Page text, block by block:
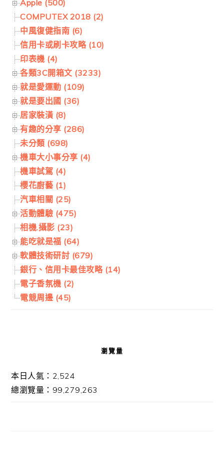
Apple (500)
COMPUTEX 2018 (2)
中風復健指南 (6)
信用卡或刷卡攻略 (10)
印表機 (4)
各類3C開箱文 (3233)
就是愛運動 (109)
就是要出國 (36)
居家裝潢 (8)
有趣的分享 (286)
未分類 (698)
機車大小事分享 (4)
機車試駕 (4)
櫻花廚藝 (1)
汽車相關 (25)
活動體驗 (475)
相機.攝影 (23)
能吃就是福 (64)
軟體技術研討 (679)
銀行、信用卡最佳攻略 (14)
電子香氛機 (2)
電競周邊 (45)
瀏覽量
本日人氣：2,524
總瀏覽量：99,279,263